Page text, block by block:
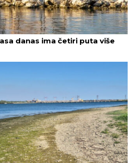
danas ima četiri puta više